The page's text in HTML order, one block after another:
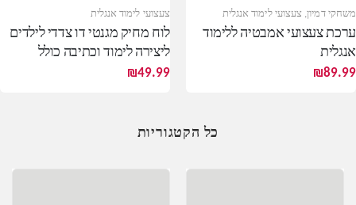
משחקי דמיון, צעצועי לימוד אנגלית
ערכת צעצועי אמבטיה ללימוד
אנגלית
₪89.99
צעצועי לימוד אנגלית
לוח מחיק מגנטי דו צדדי לילדים
ליצירה לימוד וכתיבה כולל
אותיות ומספרים מגנטיים
₪49.99
כל הקטגוריות